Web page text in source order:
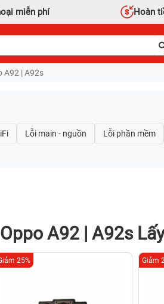
miễn phí Hoàn
A92 | A92s
A92 | A92s
25% Giảm